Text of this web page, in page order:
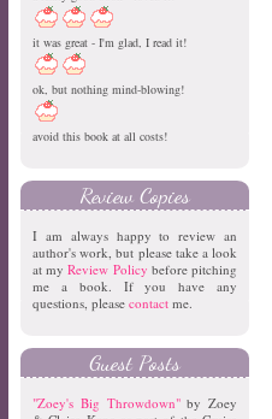
it was great - I'm glad, I read it!
ok, but nothing mind-blowing!
avoid this book at all costs!
Review Copies
I am always happy to review an
author's work, but please take a look
at myReview Policy before pitching
me a book. If you have any
questions, please contact me.
Guest Posts
"Zoey's Big Throwdown"by Zoey